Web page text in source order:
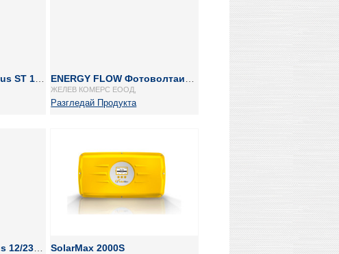
Votronic SMI 1500 Sinus ST 12/230 V, 1500 W
ЖЕЛЕВ КОМЕРС ЕООД,
Разгледай Продукта
Votronic SMI 600 Sinus 12/230 V, 600 W SolarMax 2000S